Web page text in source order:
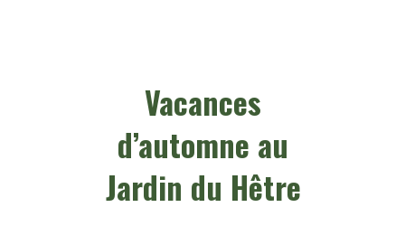
Vacances
d’automne au
Jardin du Hêtre